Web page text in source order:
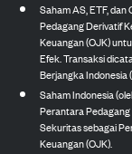
Saham AS, ETF,
Pedagang Derivatif
Keuangan (OJK)
Efek. Transaksi
Berjangka Indonesia
Saham Indonesia
Perantara Pedagang
Sekuritas sebagai
Keuangan (OJK).